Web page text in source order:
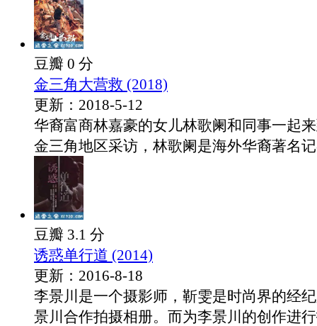
豆瓣 0 分
金三角大营救 (2018)
更新：2018-5-12
华裔富商林嘉豪的女儿林歌阑和同事一起
金三角地区采访，林歌阑是海外华裔著名
豆瓣 3.1 分
诱惑单行道 (2014)
更新：2016-8-18
李景川是一个摄影师，靳雯是时尚界的经
景川合作拍摄相册。而为李景川的创作进